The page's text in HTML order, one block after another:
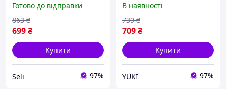
Попі Та Капюшоном Xl
Seli
Готово до відправки
699₴
863 ₴
Купити
Seli 97%
В наявності
709₴
739 ₴
Купити
YUKI 97%